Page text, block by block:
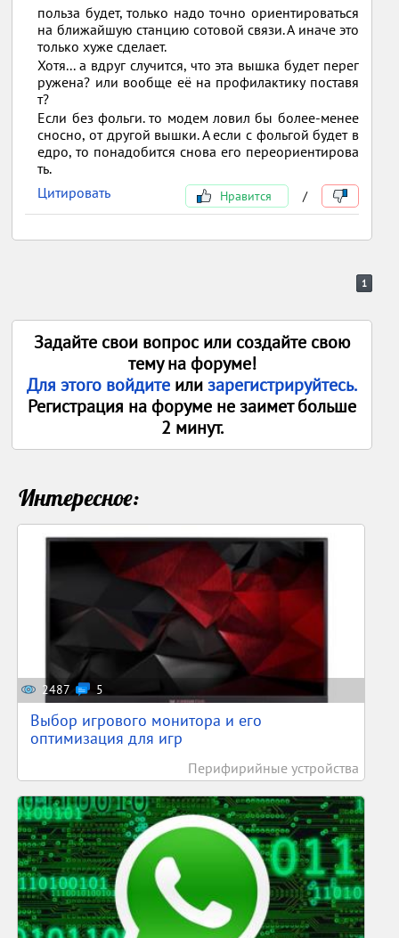
польза будет, только надо точно ориентироваться
на ближайшую станцию сотовой связи. А иначе это
только хуже сделает.
Хотя... а вдруг случится, что эта вышка будет перег
ружена? или вообще её на профилактику поставя
т?
Если без фольги. то модем ловил бы более-менее
сносно, от другой вышки. А если с фольгой будет в
едро, то понадобится снова его переориентирова
ть.
Цитировать
Нравится /
1
Задайте свои вопрос или создайте свою
тему на форуме!
Для этого войдите илизарегистрируйтесь.
Регистрация на форуме не заимет больше
2 минут.
Интересное:
2487 5
Выбор игрового монитора и его
оптимизация для игр
Перифирийные устройства